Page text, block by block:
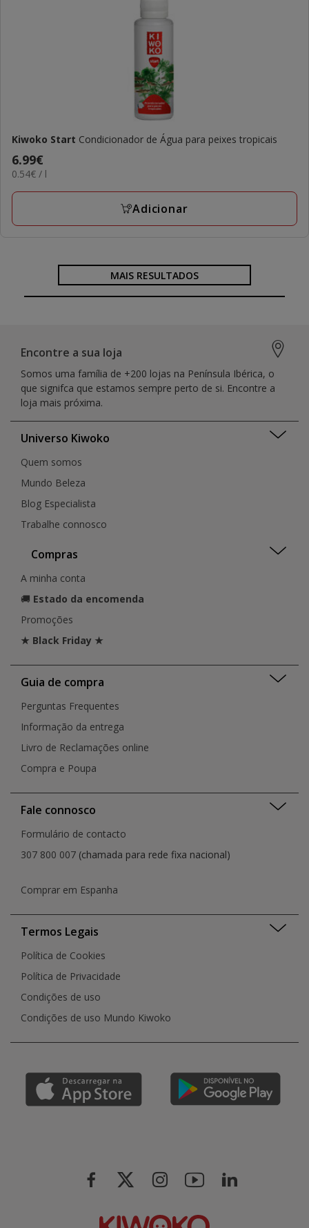
Kiwoko Start Condicionador de Água para peixes tropicais
Preço
6.99€
6.99€
0.54€
L
0.54€ / l
Adicionar
MAIS RESULTADOS
Encontre a sua loja
Somos uma família de +200 lojas na Península Ibérica, o
que signifca que estamos sempre perto de si. Encontre a
loja mais próxima.
Universo Kiwoko
Quem somos
Mundo Beleza
Blog Especialista
Trabalhe connosco
Compras
A minha conta
🚚 Estado da encomenda
Promoções
★ Black Friday ★
Guia de compra
Perguntas Frequentes
Informação da entrega
Livro de Reclamações online
Compra e Poupa
Fale connosco
Formulário de contacto
307 800 007 (chamada para rede fixa nacional)
Comprar em Espanha
Termos Legais
Política de Cookies
Política de Privacidade
Condições de uso
Condições de uso Mundo Kiwoko